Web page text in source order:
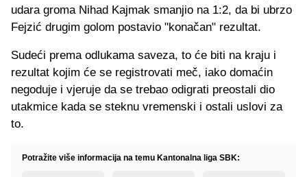
udara groma Nihad Kajmak smanjio na 1:2, da bi ubrzo
Fejzić drugim golom postavio "konačan" rezultat.
Sudeći prema odlukama saveza, to će biti na kraju i
rezultat kojim će se registrovati meč, iako domaćin
negoduje i vjeruje da se trebao odigrati preostali dio
utakmice kada se steknu vremenski i ostali uslovi za
to.
Potražite više informacija na temu Kantonalna liga SBK: